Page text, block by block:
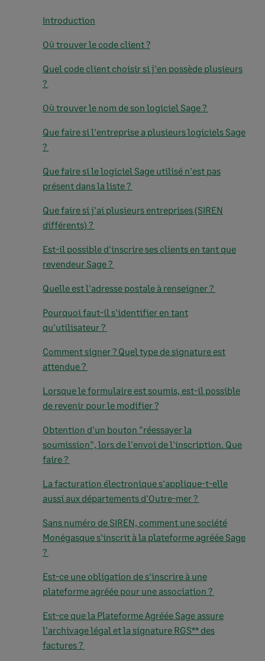
Introduction
Où trouver le code client ?
Quel code client choisir si j'en possède plusieurs
?
Où trouver le nom de son logiciel Sage ?
Que faire si l'entreprise a plusieurs logiciels Sage
?
Que faire si le logiciel Sage utilisé n'est pas
présent dans la liste ?
Que faire si j'ai plusieurs entreprises (SIREN
différents) ?
Est-il possible d'inscrire ses clients en tant que
revendeur Sage ?
Quelle est l'adresse postale à renseigner ?
Pourquoi faut-il s'identifier en tant
qu'utilisateur ?
Comment signer ? Quel type de signature est
attendue ?
Lorsque le formulaire est soumis, est-il possible
de revenir pour le modifier ?
Obtention d'un bouton "réessayer la
soumission", lors de l'envoi de l'inscription. Que
faire ?
La facturation électronique s'applique-t-elle
aussi aux départements d'Outre-mer ?
Sans numéro de SIREN, comment une société
Monégasque s'inscrit à la plateforme agréée Sage
?
Est-ce une obligation de s'inscrire à une
plateforme agréée pour une association ?
Est-ce que la Plateforme Agréée Sage assure
l'archivage légal et la signature RGS** des
factures ?